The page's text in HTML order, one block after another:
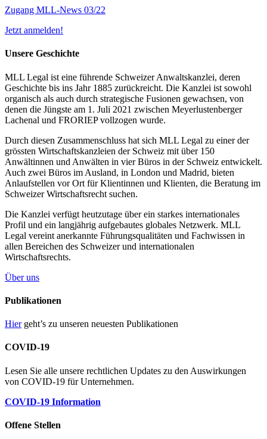
Zugang MLL-News 03/22
Jetzt anmelden!
Unsere Geschichte
MLL Legal ist eine führende Schweizer Anwaltskanzlei, deren
Geschichte bis ins Jahr 1885 zurückreicht. Die Kanzlei ist sowohl
organisch als auch durch strategische Fusionen gewachsen, von
denen die Jüngste am 1. Juli 2021 zwischen Meyerlustenberger
Lachenal und FRORIEP vollzogen wurde.
Durch diesen Zusammenschluss hat sich MLL Legal zu einer der
grössten Wirtschaftskanzleien der Schweiz mit über 150
Anwältinnen und Anwälten in vier Büros in der Schweiz entwickelt.
Auch zwei Büros im Ausland, in London und Madrid, bieten
Anlaufstellen vor Ort für Klientinnen und Klienten, die Beratung im
Schweizer Wirtschaftsrecht suchen.
Die Kanzlei verfügt heutzutage über ein starkes internationales
Profil und ein langjährig aufgebautes globales Netzwerk. MLL
Legal vereint anerkannte Führungsqualitäten und Fachwissen in
allen Bereichen des Schweizer und internationalen
Wirtschaftsrechts.
Über uns
Publikationen
Hiergeht’s zu unseren neuesten Publikationen
COVID-19
Lesen Sie alle unsere rechtlichen Updates zu den Auswirkungen
von COVID-19 für Unternehmen.
COVID-19 Information
Offene Stellen